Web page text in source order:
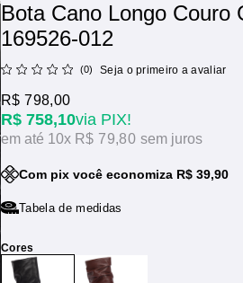
Bota Cano Longo Couro
169526-012
(0) Seja o primeiro a avaliar
R$ 758,10via PIX!
R$ 798,00
10x R$ 79,80 sem juros
Com pix você economiza R$ 39,90
Tabela de medidas